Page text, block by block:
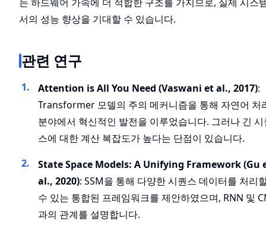
서의 성능 향상을 기대할 수 있습니다.
관련 연구
Attention is All You Need (Vaswani et al., 2017):
Transformer 모델의 주의 메커니즘을 통해 자연어 처
분야에서 혁신적인 발전을 이루었습니다. 그러나 긴 시
스에 대한 계산 복잡도가 높다는 단점이 있습니다.
State Space Models: A Unifying Framework (Gu
al., 2020): SSM을 통해 다양한 시퀀스 데이터를 처리
수 있는 통합된 프레임워크를 제안하였으며, RNN 및
과의 관계를 설명합니다.